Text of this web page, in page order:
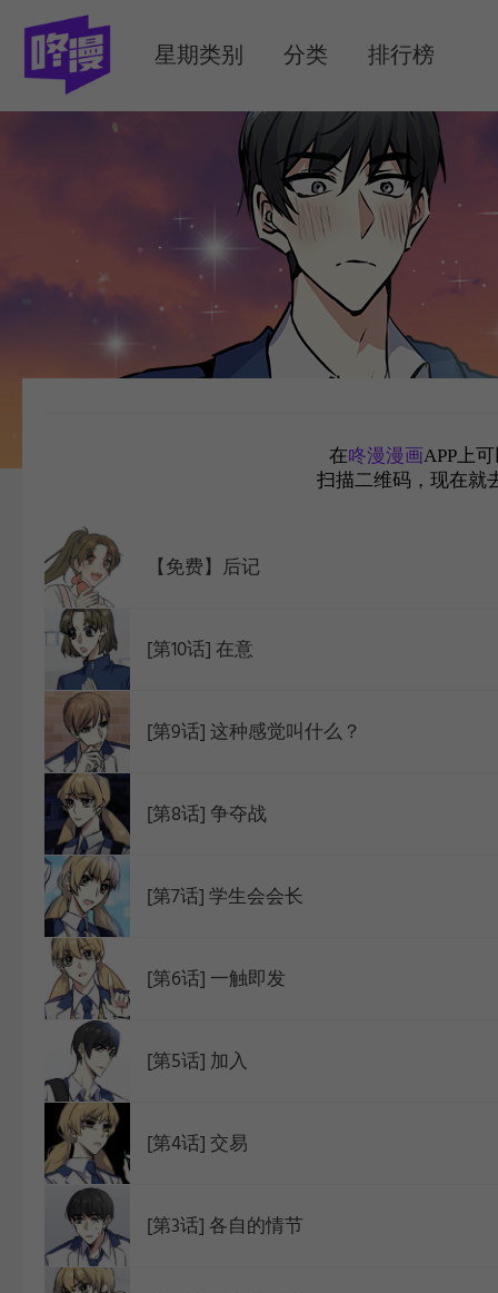
WEBTOON
星期类别 分类 排行榜
在咚漫漫画APP上
扫描二维码，现在就
【免费】后记
[第10话] 在意
[第9话] 这种感觉叫什么？
[第8话] 争夺战
[第7话] 学生会会长
[第6话] 一触即发
[第5话] 加入
[第4话] 交易
[第3话] 各自的情节